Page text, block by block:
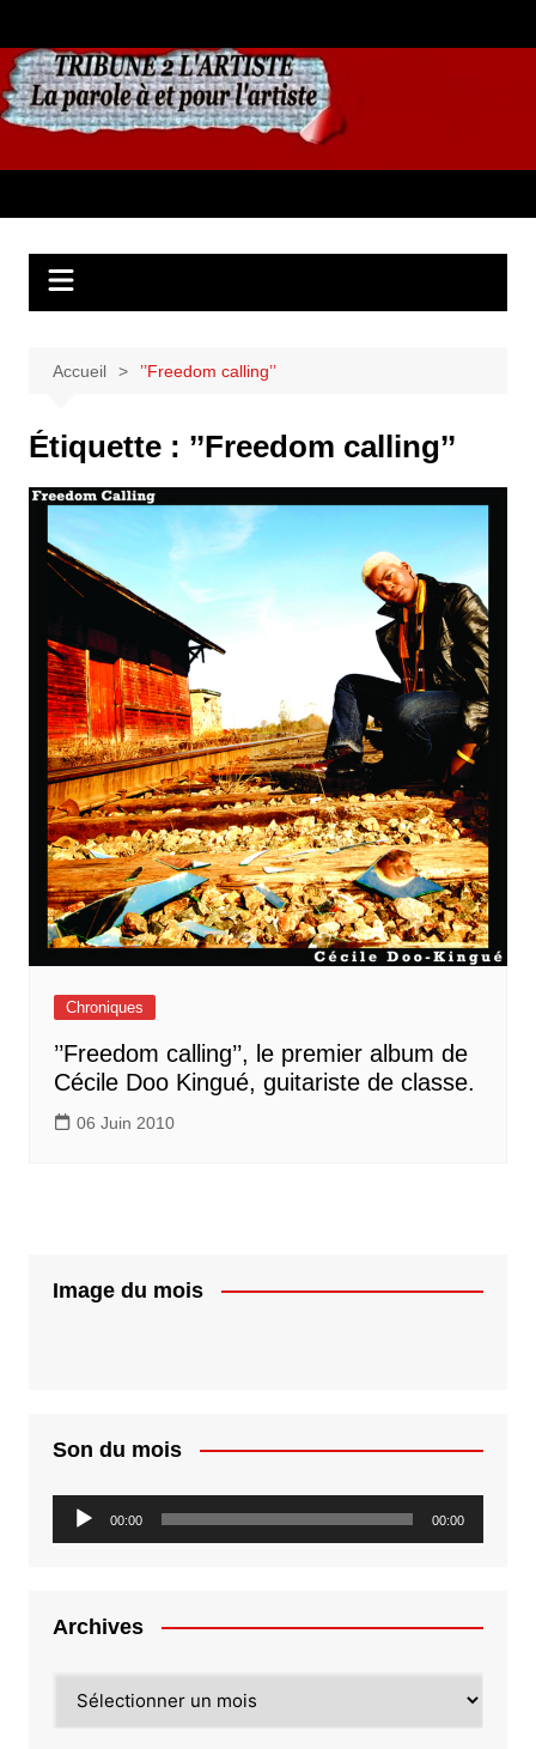
au
contenu
Accueil ’’Freedom calling’’
Étiquette : ’’Freedom calling’’
Chroniques
’’Freedom calling’’, le premier album de
Cécile Doo Kingué, guitariste de classe.
06 Juin 2010
Image du mois
Son du mois
Lecteur
audio
00:00 00:00
Archives